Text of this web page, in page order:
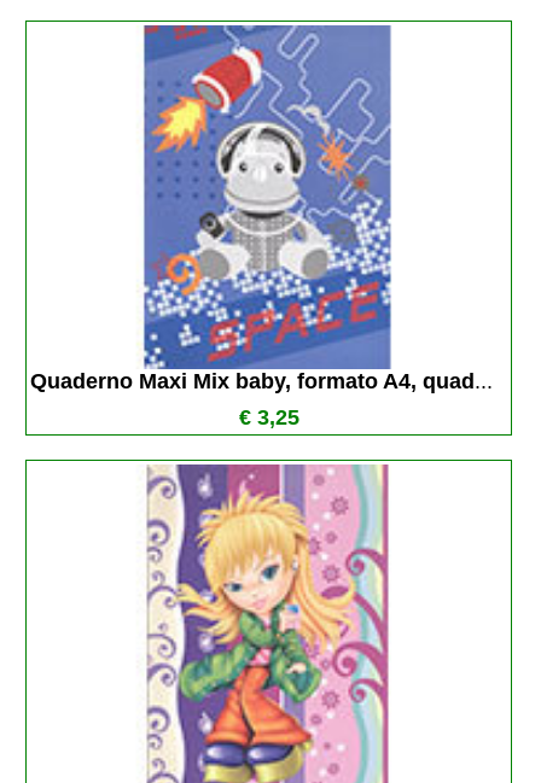
Quaderno Maxi Mix baby, formato A4, quad ...
€ 3,25